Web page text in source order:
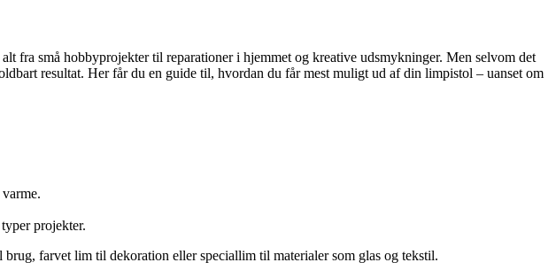
fra små hobbyprojekter til reparationer i hjemmet og kreative udsmykninger. Men selvom det
resultat. Her får du en guide til, hvordan du får mest muligt ud af din limpistol – uanset om
projekter.
farvet lim til dekoration eller speciallim til materialer som glas og tekstil.